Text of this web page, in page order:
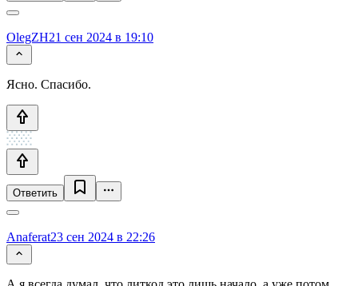
OlegZH21 сен 2024 в 19:10
Ясно. Спасибо.
Ответить
Anaferat23 сен 2024 в 22:26